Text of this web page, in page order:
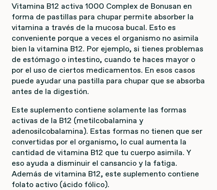
Vitamina B12 activa 1000 Complex de Bonusan en
forma de pastillas para chupar permite absorber la
vitamina a través de la mucosa bucal. Esto es
conveniente porque a veces el organismo no asimila
bien la vitamina B12. Por ejemplo, si tienes problemas
de estómago o intestino, cuando te haces mayor o
por el uso de ciertos medicamentos. En esos casos
puede ayudar una pastilla para chupar que se absorba
antes de la digestión.
Este suplemento contiene solamente las formas
activas de la B12 (metilcobalamina y
adenosilcobalamina). Estas formas no tienen que ser
convertidas por el organismo, lo cual aumenta la
cantidad de vitamina B12 que tu cuerpo asimila. Y
eso ayuda a disminuir el cansancio y la fatiga.
Además de vitamina B12, este suplemento contiene
folato activo (ácido fólico).